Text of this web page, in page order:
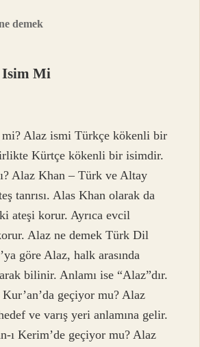
demek
Isim Mi
Alaz ismi Türkçe kökenli bir
Kürtçe kökenli bir isimdir.
Alaz Khan – Türk ve Altay
tanrısı. Alas Khan olarak da
ateşi korur. Ayrıca evcil
Alaz ne demek Türk Dil
göre Alaz, halk arasında
bilinir. Anlamı ise “Alaz”dır.
geçiyor mu? Alaz
ve varış yeri anlamına gelir.
ı Kerim’de geçiyor mu? Alaz